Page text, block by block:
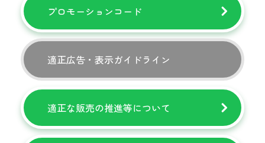
プロモーションコード
適正広告・表示ガイドライン
適正な販売の推進等について